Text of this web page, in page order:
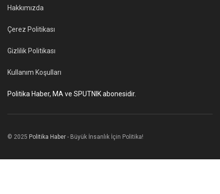
Hakkımızda
Çerez Politikası
Gizlilik Politikası
Kullanım Koşulları
Politika Haber, MA ve SPUTNIK abonesidir.
© 2025 Politika Haber - Büyük İnsanlık İçin Politika!